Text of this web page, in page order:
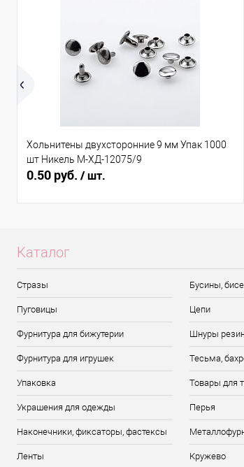
Хольнитены двухсторонние 9 мм Упак 1000
шт Никель М-ХД-12075/9
0.50 руб. / шт.
Каталог
Стразы Бусины,
Пуговицы Цепи
Фурнитура для бижутерии Шнуры
Фурнитура для игрушек Тесьма,
Упаковка Товары для
Украшения для одежды Перья
Наконечники, фиксаторы, фастексы
Ленты Кружево